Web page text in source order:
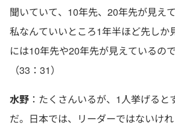
聞いていて、10年先、20年先が見え
私なんていいところ1年半ほど先しか
には10年先や20年先が見えているの
（33：31）
水野 ：たくさんいるが、1人挙げると
だ。日本では、リーダーではないけ